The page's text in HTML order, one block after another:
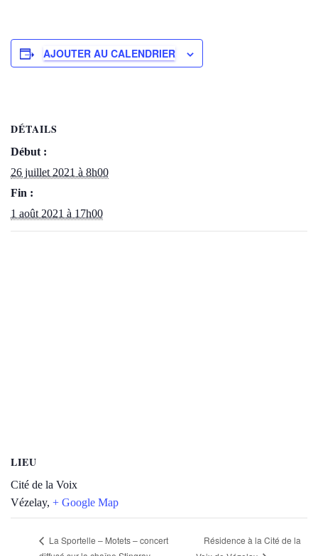
AJOUTER AU CALENDRIER
DÉTAILS
Début :
26 juillet 2021 à 8h00
Fin :
1 août 2021 à 17h00
LIEU
Cité de la Voix
Vézelay, + Google Map
La Sportelle – Motets – concert
Résidence à la Cité de la